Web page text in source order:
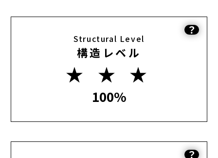
Structural Level
構造レベル
★ ★ ★
100%
？
？